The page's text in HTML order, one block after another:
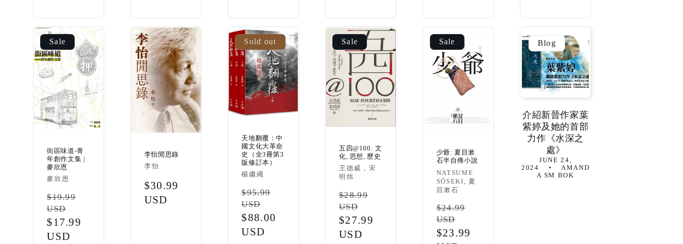
Sale
街區味道-青
年創作文集 |
麥欣恩
Vendor:
麥欣恩
Regular
price
$19.99
USD
Sale
price
$17.99
USD
李怡閒思錄
Vendor:
李怡
Regular
price
$30.99
USD
Sold out
天地翻覆：中
國文化大革命
史（全3冊第3
版修訂本）
Vendor:
楊繼繩
Regular
price
$95.99
USD
Sale
price
$88.00
USD
Sale
五四@100: 文
化, 思想, 歷史
Vendor:
王德威，宋
明炜
Regular
price
$28.99
USD
Sale
price
$27.99
USD
Sale
少爺: 夏目漱
石半自傳小說
Vendor:
NATSUME
SŌSEKI, 夏
目漱石
Regular
price
$24.99
USD
Sale
$23.99
Blog
介紹新晉作家葉
紫婷及她的首部
力作《水深之
處》
JUNE 24,
2024
AMAND
A SM BOK